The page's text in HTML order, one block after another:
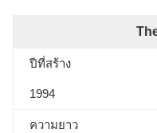
ปีที่สร้าง
1994
ความยาว